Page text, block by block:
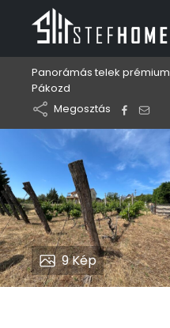
Panorámás telek
Pákozd
Megosztás
9Kép